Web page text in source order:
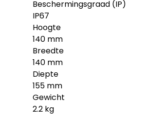
Beschermingsgraad (IP)
IP67
Hoogte
140 mm
Breedte
140 mm
Diepte
155 mm
Gewicht
2.2 kg